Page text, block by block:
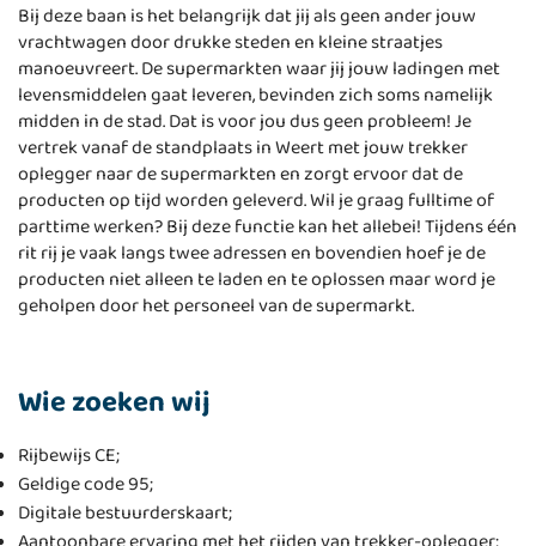
Bij deze baan is het belangrijk dat jij als geen ander jouw
vrachtwagen door drukke steden en kleine straatjes
manoeuvreert. De supermarkten waar jij jouw ladingen met
levensmiddelen gaat leveren, bevinden zich soms namelijk
midden in de stad. Dat is voor jou dus geen probleem! Je
vertrek vanaf de standplaats in Weert met jouw trekker
oplegger naar de supermarkten en zorgt ervoor dat de
producten op tijd worden geleverd. Wil je graag fulltime of
parttime werken? Bij deze functie kan het allebei! Tijdens één
rit rij je vaak langs twee adressen en bovendien hoef je de
producten niet alleen te laden en te oplossen maar word je
geholpen door het personeel van de supermarkt.
Wie zoeken wij
Rijbewijs CE;
Geldige code 95;
Digitale bestuurderskaart;